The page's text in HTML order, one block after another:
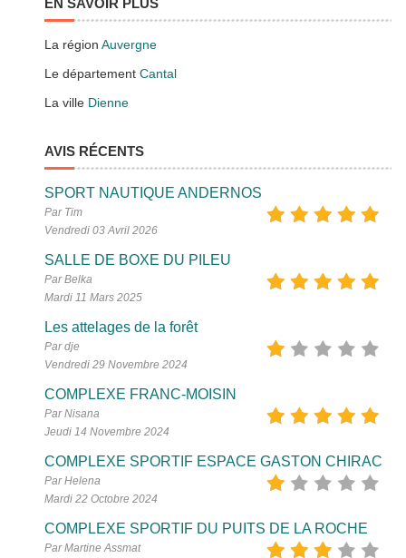
EN SAVOIR PLUS
La régionAuvergne
Le départementCantal
La ville Dienne
AVIS RÉCENTS
SPORT NAUTIQUE ANDERNOS
Par Tim
Vendredi 03 Avril 2026
SALLE DE BOXE DU PILEU
Par Belka
Mardi 11 Mars 2025
Les attelages de la forêt
Par dje
Vendredi 29 Novembre 2024
COMPLEXE FRANC-MOISIN
Par Nisana
Jeudi 14 Novembre 2024
COMPLEXE SPORTIF ESPACE GASTON CHIRAC
Par Helena
Mardi 22 Octobre 2024
COMPLEXE SPORTIF DU PUITS DE LA ROCHE
Par Martine Assmat